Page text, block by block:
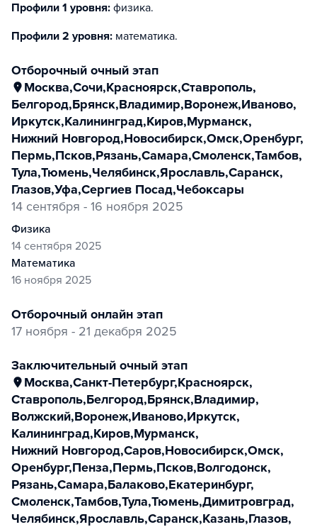
Профили 1 уровня: физика.
Профили 2 уровня: математика.
отборочный очный этап
Москва,Сочи,Красноярск,Ставрополь,
Белгород,Брянск,Владимир,Воронеж,Иваново,
Иркутск,Калининград,Киров,Мурманск,
Нижний Новгород,Новосибирск,Омск,Оренбург,
Пермь,Псков,Рязань,Самара,Смоленск,Тамбов,
Тула,Тюмень,Челябинск,Ярославль,Саранск,
Глазов,Уфа,Сергиев Посад,Чебоксары
14 сентября - 16 ноября 2025
физика
14 сентября 2025
математика
16 ноября 2025
отборочный онлайн этап
17 ноября - 21 декабря 2025
заключительный очный этап
Москва,Санкт-Петербург,Красноярск,
Ставрополь,Белгород,Брянск,Владимир,
Волжский,Воронеж,Иваново,Иркутск,
Калининград,Киров,Мурманск,
Нижний Новгород,Саров,Новосибирск,Омск,
Оренбург,Пенза,Пермь,Псков,Волгодонск,
Рязань,Самара,Балаково,Екатеринбург,
Смоленск,Тамбов,Тула,Тюмень,Димитровград,
Челябинск,Ярославль,Саранск,Казань,Глазов,